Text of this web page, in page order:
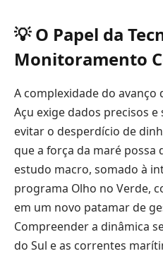
💡 O Papel da
Monitoramento
A complexidade do avanço
Açu exige dados precisos
evitar o desperdício de
que a força da maré possa
estudo macro, somado à
programa Olho no Verde,
em um novo patamar de
Compreender a dinâmica
do Sul e as correntes